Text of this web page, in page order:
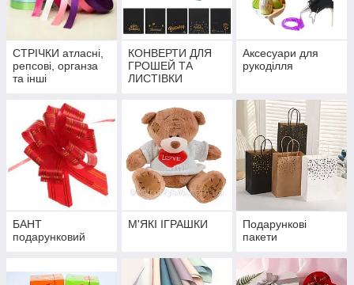
СТРІЧКИ атласні,
репсові, органза
та інші
КОНВЕРТИ ДЛЯ
ГРОШЕЙ ТА
ЛИСТІВКИ
Аксесуари для
рукоділля
БАНТ
подарунковий
М'ЯКІ ІГРАШКИ
Подарункові
пакети